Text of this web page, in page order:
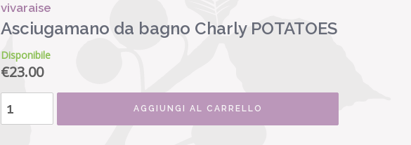
vivaraise
Asciugamano da bagno Charly POTATOES
Disponibile
€23.00
AGGIUNGI AL CARRELLO